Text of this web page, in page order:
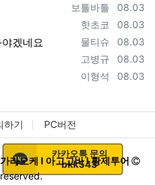
등록자
보틀바틀 등록일
08.03
등록자
핫초코 등록일
08.03
등록자
물티슈 등록일
08.03
겠네요
등록자
고병규 등록일
08.03
등록자
이형석 등록일
08.03
카카오톡 문의
bkk543
하기 PC버전
라오케 I 아고고바 I 황제투어